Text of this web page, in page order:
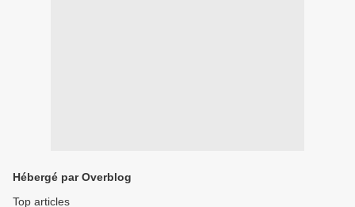
Hébergé par Overblog
Top articles